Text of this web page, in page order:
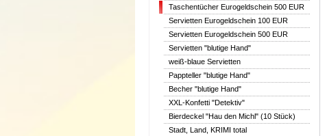
Taschentücher Eurogeldschein 500 EUR
Servietten Eurogeldschein 100 EUR
Servietten Eurogeldschein 500 EUR
Servietten "blutige Hand"
weiß-blaue Servietten
Pappteller "blutige Hand"
Becher "blutige Hand"
XXL-Konfetti "Detektiv"
Bierdeckel "Hau den Michl" (10 Stück)
Stadt, Land, KRIMI total